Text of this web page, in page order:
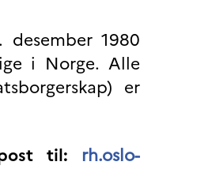
1980
i Norge. Alle
er
til:
rh.oslo-